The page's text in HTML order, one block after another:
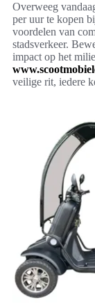
Overweeg
per uur te kopen
voordelen van
stadsverkeer.
impact op het
veilige rit, iedere